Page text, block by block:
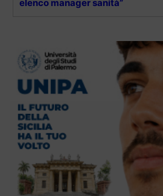
elenco manager sanità”